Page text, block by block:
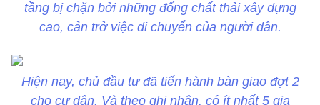
tầng bị chặn bởi những đống chất thải xây dựng
cao, cản trở việc di chuyển của người dân.
Hiện nay, chủ đầu tư đã tiến hành bàn giao đợt 2
cho cư dân. Và theo ghi nhận, có ít nhất 5 gia